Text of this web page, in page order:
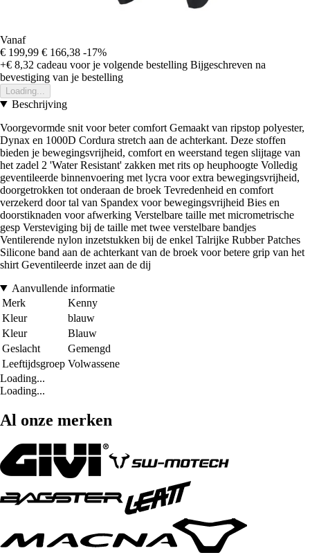
Vanaf
€ 199,99 € 166,38 -17%
+€ 8,32 cadeau voor je volgende bestelling Bijgeschreven na
bevestiging van je bestelling
Loading...
Beschrijving
Voorgevormde snit voor beter comfort Gemaakt van ripstop polyester,
Dynax en 1000D Cordura stretch aan de achterkant. Deze stoffen
bieden je bewegingsvrijheid, comfort en weerstand tegen slijtage van
het zadel 2 'Water Resistant' zakken met rits op heuphoogte Volledig
geventileerde binnenvoering met lycra voor extra bewegingsvrijheid,
doorgetrokken tot onderaan de broek Tevredenheid en comfort
verzekerd door tal van Spandex voor bewegingsvrijheid Bies en
doorstiknaden voor afwerking Verstelbare taille met micrometrische
gesp Versteviging bij de taille met twee verstelbare bandjes
Ventilerende nylon inzetstukken bij de enkel Talrijke Rubber Patches
Silicone band aan de achterkant van de broek voor betere grip van het
shirt Geventileerde inzet aan de dij
Aanvullende informatie
Merk
Kenny
Kleur
blauw
Kleur
Blauw
Geslacht
Gemengd
Leeftijdsgroep Volwassene
Loading...
Loading...
Al onze merken